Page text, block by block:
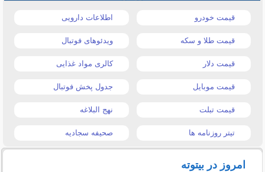
قیمت خودرو اطلاعات دارویی
قیمت طلا و سکه ویدئوهای فوتبال
قیمت دلار کالری مواد غذایی
قیمت موبایل جدول پخش فوتبال
قیمت تبلت نهج البلاغه
تیتر روزنامه ها صحیفه سجادیه
امروز در بیتوته